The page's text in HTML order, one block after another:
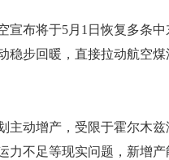
布将于5月1日恢复多条中
稳步回暖，直接拉动航空煤
动增产，受限于霍尔木兹
力不足等现实问题，新增